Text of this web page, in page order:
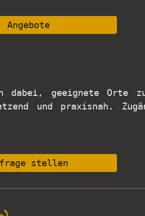
Angebote
geeignete Orte
und praxisnah.
stellen